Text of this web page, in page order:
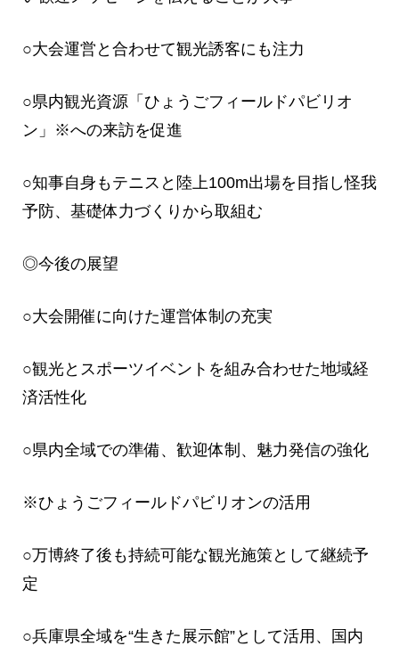
○大会運営と合わせて観光誘客にも注力
○県内観光資源「ひょうごフィールドパビリオ
ン」※への来訪を促進
○知事自身もテニスと陸上100m出場を目指し怪我
予防、基礎体力づくりから取組む
◎今後の展望
○大会開催に向けた運営体制の充実
○観光とスポーツイベントを組み合わせた地域経
済活性化
○県内全域での準備、歓迎体制、魅力発信の強化
※ひょうごフィールドパビリオンの活用
○万博終了後も持続可能な観光施策として継続予
定
○兵庫県全域を“生きた展示館”として活用、国内